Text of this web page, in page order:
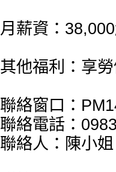
月薪資：
其他福利：享
聯絡窗口：
聯絡電話：
聯絡人：陳小姐